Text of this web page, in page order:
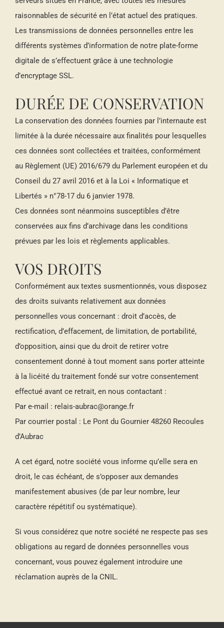
raisonnables de sécurité en l’état actuel des pratiques.
Les transmissions de données personnelles entre les
différents systèmes d’information de notre plate-forme
digitale de s’effectuent grâce à une technologie
d’encryptage SSL.
DURÉE DE CONSERVATION
La conservation des données fournies par l’internaute est
limitée à la durée nécessaire aux finalités pour lesquelles
ces données sont collectées et traitées, conformément
au Règlement (UE) 2016/679 du Parlement européen et du
Conseil du 27 avril 2016 et à la Loi « Informatique et
Libertés » n°78-17 du 6 janvier 1978.
Ces données sont néanmoins susceptibles d’être
conservées aux fins d’archivage dans les conditions
prévues par les lois et règlements applicables.
VOS DROITS
Conformément aux textes susmentionnés, vous disposez
des droits suivants relativement aux données
personnelles vous concernant : droit d’accès, de
rectification, d’effacement, de limitation, de portabilité,
d’opposition, ainsi que du droit de retirer votre
consentement donné à tout moment sans porter atteinte
à la licéité du traitement fondé sur votre consentement
effectué avant ce retrait, en nous contactant :
Par e-mail : relais-aubrac@orange.fr
Par courrier postal : Le Pont du Gournier 48260 Recoules
d’Aubrac
A cet égard, notre société vous informe qu’elle sera en
droit, le cas échéant, de s’opposer aux demandes
manifestement abusives (de par leur nombre, leur
caractère répétitif ou systématique).
Si vous considérez que notre société ne respecte pas ses
obligations au regard de données personnelles vous
concernant, vous pouvez également introduire une
réclamation auprès de la CNIL.